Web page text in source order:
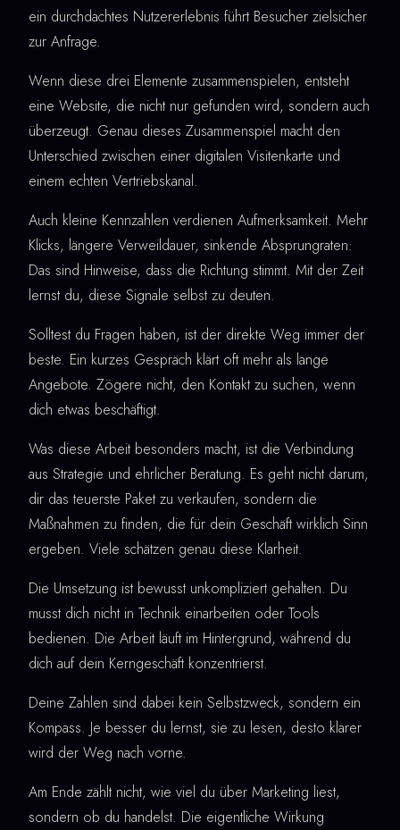
ein durchdachtes Nutzererlebnis führt Besucher zielsicher
zur Anfrage.
Wenn diese drei Elemente zusammenspielen, entsteht
eine Website, die nicht nur gefunden wird, sondern auch
überzeugt. Genau dieses Zusammenspiel macht den
Unterschied zwischen einer digitalen Visitenkarte und
einem echten Vertriebskanal.
Auch kleine Kennzahlen verdienen Aufmerksamkeit. Mehr
Klicks, längere Verweildauer, sinkende Absprungraten:
Das sind Hinweise, dass die Richtung stimmt. Mit der Zeit
lernst du, diese Signale selbst zu deuten.
Solltest du Fragen haben, ist der direkte Weg immer der
beste. Ein kurzes Gespräch klärt oft mehr als lange
Angebote. Zögere nicht, den Kontakt zu suchen, wenn
dich etwas beschäftigt.
Was diese Arbeit besonders macht, ist die Verbindung
aus Strategie und ehrlicher Beratung. Es geht nicht darum,
dir das teuerste Paket zu verkaufen, sondern die
Maßnahmen zu finden, die für dein Geschäft wirklich Sinn
ergeben. Viele schätzen genau diese Klarheit.
Die Umsetzung ist bewusst unkompliziert gehalten. Du
musst dich nicht in Technik einarbeiten oder Tools
bedienen. Die Arbeit läuft im Hintergrund, während du
dich auf dein Kerngeschäft konzentrierst.
Deine Zahlen sind dabei kein Selbstzweck, sondern ein
Kompass. Je besser du lernst, sie zu lesen, desto klarer
wird der Weg nach vorne.
Am Ende zählt nicht, wie viel du über Marketing liest,
sondern ob du handelst. Die eigentliche Wirkung